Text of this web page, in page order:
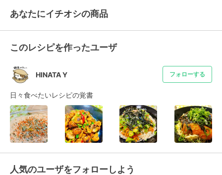
あなたにイチオシの商品
このレシピを作ったユーザ
HINATA Y フォローする
日々食べたいレシピの覚書
人気のユーザをフォローしよう